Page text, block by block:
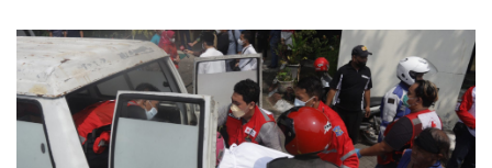
ต.พระลับ อ.เมือง จ.ขอนแก่น ตรงข้ามวัดทุ่งเศรษฐี จนทำให้มีผู้
บาดเจ็บและเสียชีวิต ตามข่าวที่ได้นำเสนอไปแล้วนั้น